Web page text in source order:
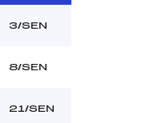
3/SEN
8/SEN
21/SEN